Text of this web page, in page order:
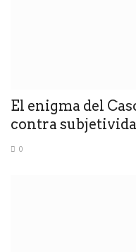
El enigma del
contra
0